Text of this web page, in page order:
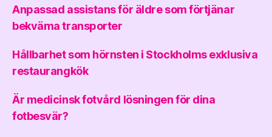
Anpassad assistans för äldre som förtjänar
bekväma transporter
Hållbarhet som hörnsten i Stockholms exklusiva
restaurangkök
Är medicinsk fotvård lösningen för dina
fotbesvär?